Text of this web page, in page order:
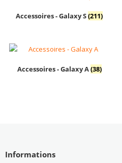
Accessoires - Galaxy S(211)
Accessoires - Galaxy A(38)
Informations